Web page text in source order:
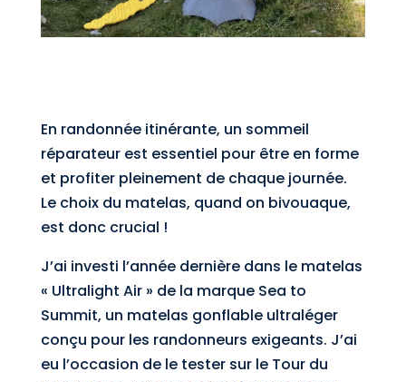
En randonnée itinérante, un sommeil
réparateur est essentiel pour être en forme
et profiter pleinement de chaque journée.
Le choix du matelas, quand on bivouaque,
est donc crucial !
J’ai investi l’année dernière dans le matelas
« Ultralight Air » de la marque Sea to
Summit, un matelas gonflable ultraléger
conçu pour les randonneurs exigeants. J’ai
eu l’occasion de le tester sur le Tour du